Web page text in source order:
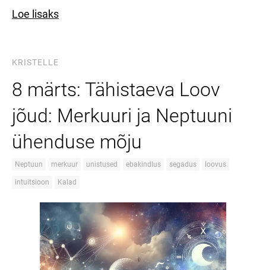
Loe lisaks
KRISTELLE
8 märts: Tähistaeva Loov
jõud: Merkuuri ja Neptuuni
ühenduse mõju
Neptuun merkuur unistused ebakindlus segadus loovus
intuitsioon Kalad